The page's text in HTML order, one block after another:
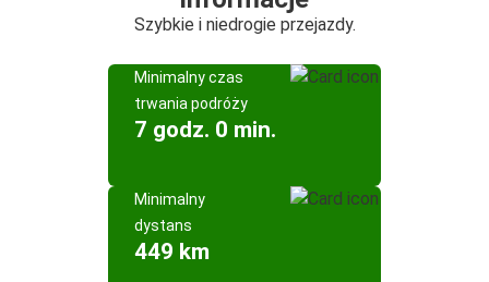
Szybkie i niedrogie przejazdy.
Minimalny czas
trwania podróży
7 godz. 0 min.
Minimalny
dystans
449 km